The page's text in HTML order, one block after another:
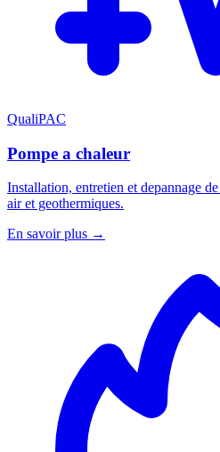
QualiPAC
Pompe a chaleur
Installation, entretien et depannage
air et geothermiques.
En savoir plus →